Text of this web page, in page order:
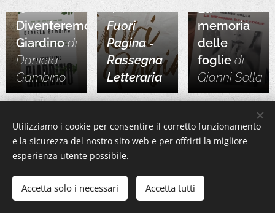
Diventeremo
Giardinodi
Daniela
Gambino
14.07.2026
Fuori
Pagina -
Rassegna
Letteraria
La
memoria
delle
foglie di
GianniSolla
https://www.instagram.com/raccontarerosi/
©dal2001 BlogdiMaria Rosaria Vitalone.Tutti i diritti riservati.
Utilizziamo i cookie per consentire il corretto funzionamento
e la sicurezza del nostro sito web e per offrirti la migliore
esperienza utente possibile.
Accetta solo i necessari Accetta tutti